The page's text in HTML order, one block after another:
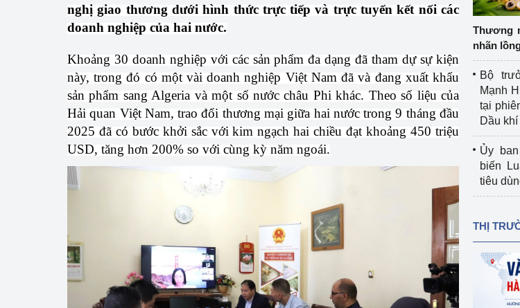
Công Thương - Công luận
Họp báo
Điểm báo
Lịch sử phát triển
Bản tin Thị trường Nông Lâm Thủy sản
Phát triển nguồn nhân lực
Phát triển bền vững
Tổ chức kiểm định
Tổ chức kiểm định kỹ thuật an toàn lao
động thuộc thẩm quyền quản lý của
Bộ Công Thương
Tổ chức được cấp GCN đăng ký, hoạt
động kiểm định thiết bị, dụng cụ điện
làm việc ở môi trường không có nguy
hiểm khí, bụi nổ
Văn hóa ngành Công Thương
Tái cơ cấu ngành Công Thương
Quản lý thị trường
nghị giao thương dưới hình thức trực tiếp và trực tuyến kết nối các
doanh nghiệp của hai nước.
Khoảng 30 doanh nghiệp với các sản phẩm đa dạng đã tham dự sự kiện
này, trong đó có một vài doanh nghiệp Việt Nam đã và đang xuất khẩu
sản phẩm sang Algeria và một số nước châu Phi khác. Theo số liệu của
Hải quan Việt Nam, trao đổi thương mại giữa hai nước trong 9 tháng đầu
2025 đã có bước khởi sắc với kim ngạch hai chiều đạt khoảng 450 triệu
USD, tăng hơn 200% so với cùng kỳ năm ngoái.
Thương
nhãn
Bộ
Mạnh
tại
Dầu
Ủy
biến
tiêu
THỊ